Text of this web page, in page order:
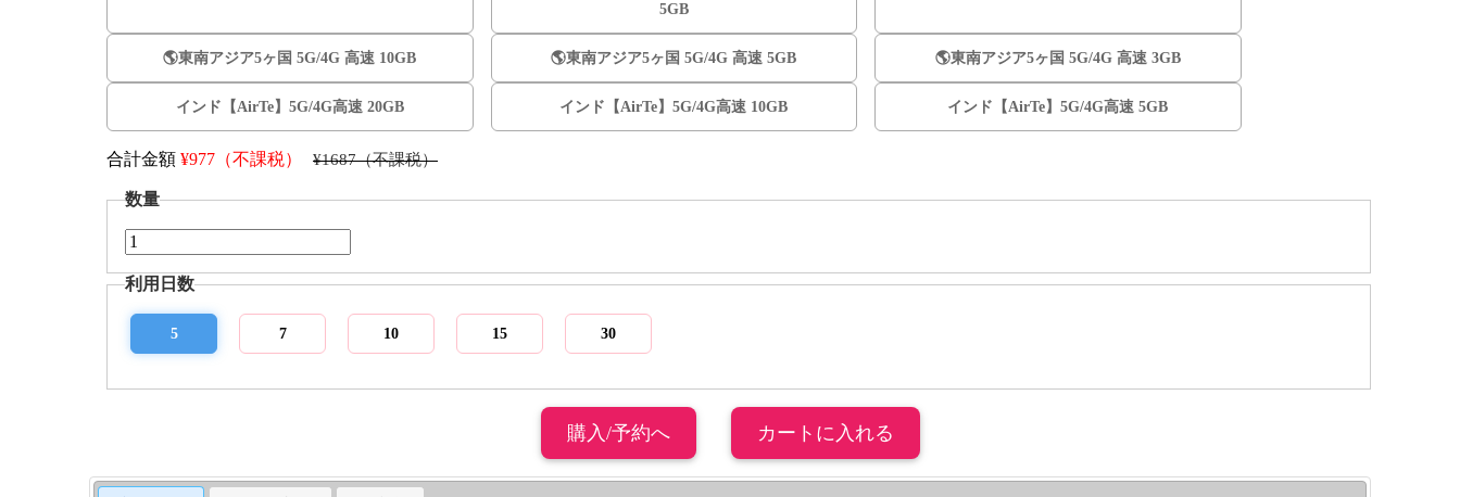
5GB
🌎️東南アジア5ヶ国 5G/4G 高速 10GB 🌎️東南アジア5ヶ国 5G/4G 高速 5GB 🌎️東南アジア5ヶ国 5G/4G 高速 3GB
インド【AirTe】5G/4G高速 20GB インド【AirTe】5G/4G高速 10GB インド【AirTe】5G/4G高速 5GB
合計金額 ¥977（不課税） ¥1687（不課税）
数量
利用日数
5 7 10 15 30